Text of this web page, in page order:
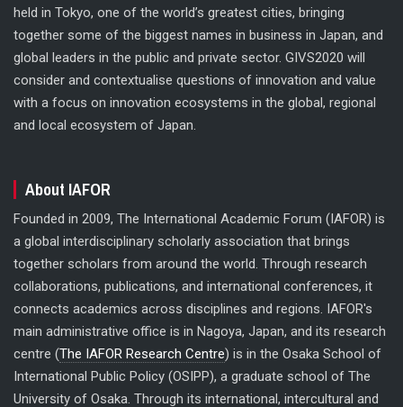
held in Tokyo, one of the world’s greatest cities, bringing
together some of the biggest names in business in Japan, and
global leaders in the public and private sector. GIVS2020 will
consider and contextualise questions of innovation and value
with a focus on innovation ecosystems in the global, regional
and local ecosystem of Japan.
About IAFOR
Founded in 2009, The International Academic Forum (IAFOR) is
a global interdisciplinary scholarly association that brings
together scholars from around the world. Through research
collaborations, publications, and international conferences, it
connects academics across disciplines and regions. IAFOR's
main administrative office is in Nagoya, Japan, and its research
centre (The IAFOR Research Centre) is in the Osaka School of
International Public Policy (OSIPP), a graduate school of The
University of Osaka. Through its international, intercultural and